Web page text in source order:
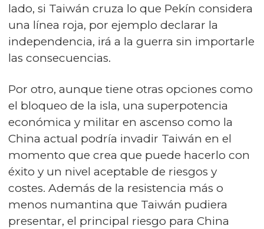
lado, si Taiwán cruza lo que Pekín considera
una línea roja, por ejemplo declarar la
independencia, irá a la guerra sin importarle
las consecuencias.
Por otro, aunque tiene otras opciones como
el bloqueo de la isla, una superpotencia
económica y militar en ascenso como la
China actual podría invadir Taiwán en el
momento que crea que puede hacerlo con
éxito y un nivel aceptable de riesgos y
costes. Además de la resistencia más o
menos numantina que Taiwán pudiera
presentar, el principal riesgo para China